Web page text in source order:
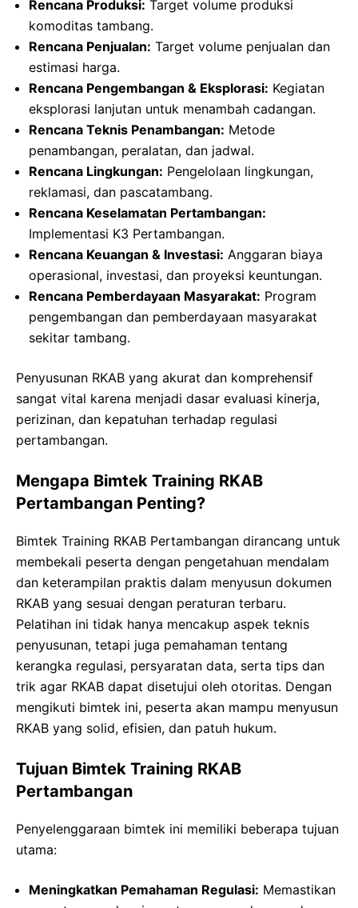
Rencana Produksi: Target volume produksi
komoditas tambang.
Rencana Penjualan: Target volume penjualan dan
estimasi harga.
Rencana Pengembangan & Eksplorasi: Kegiatan
eksplorasi lanjutan untuk menambah cadangan.
Rencana Teknis Penambangan: Metode
penambangan, peralatan, dan jadwal.
Rencana Lingkungan: Pengelolaan lingkungan,
reklamasi, dan pascatambang.
Rencana Keselamatan Pertambangan:
Implementasi K3 Pertambangan.
Rencana Keuangan & Investasi: Anggaran biaya
operasional, investasi, dan proyeksi keuntungan.
Rencana Pemberdayaan Masyarakat: Program
pengembangan dan pemberdayaan masyarakat
sekitar tambang.
Penyusunan RKAB yang akurat dan komprehensif
sangat vital karena menjadi dasar evaluasi kinerja,
perizinan, dan kepatuhan terhadap regulasi
pertambangan.
Mengapa Bimtek Training RKAB
Pertambangan Penting?
Bimtek Training RKAB Pertambangan dirancang untuk
membekali peserta dengan pengetahuan mendalam
dan keterampilan praktis dalam menyusun dokumen
RKAB yang sesuai dengan peraturan terbaru.
Pelatihan ini tidak hanya mencakup aspek teknis
penyusunan, tetapi juga pemahaman tentang
kerangka regulasi, persyaratan data, serta tips dan
trik agar RKAB dapat disetujui oleh otoritas. Dengan
mengikuti bimtek ini, peserta akan mampu menyusun
RKAB yang solid, efisien, dan patuh hukum.
Tujuan Bimtek Training RKAB
Pertambangan
Penyelenggaraan bimtek ini memiliki beberapa tujuan
utama:
Meningkatkan Pemahaman Regulasi: Memastikan